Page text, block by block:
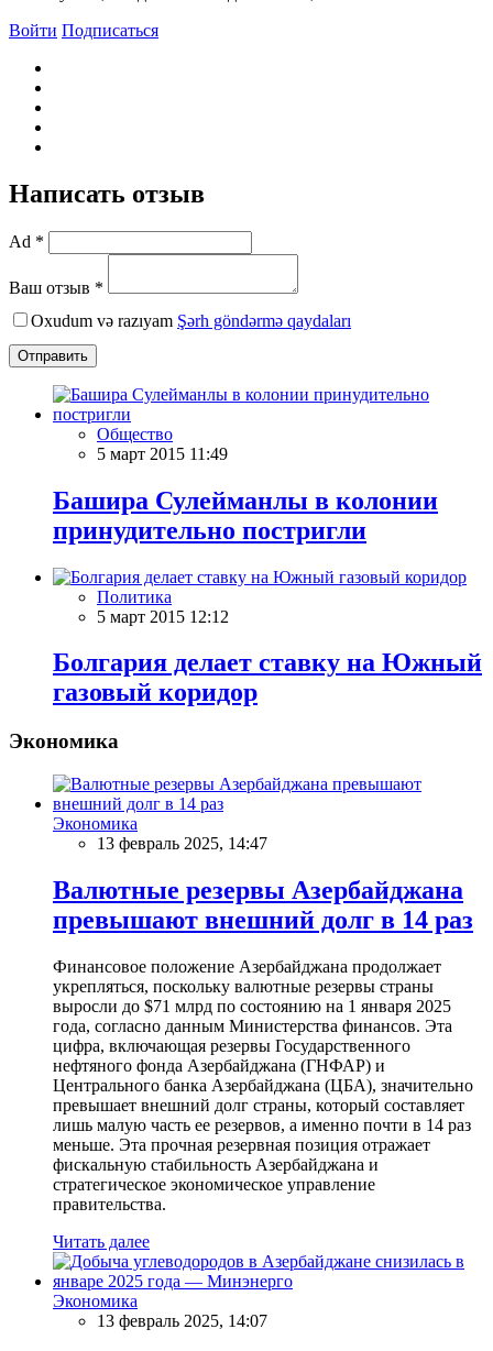
Войти Подписаться
Написать отзыв
Ad *
Ваш отзыв *
Oxudum və razıyam Şərh göndərmə qaydaları
Отправить
Общество
5 март 2015 11:49
Башира Сулейманлы в колонии
принудительно постригли
Политика
5 март 2015 12:12
Болгария делает ставку на Южный
газовый коридор
Экономика
Экономика
13 февраль 2025, 14:47
Валютные резервы Азербайджана
превышают внешний долг в 14 раз
Финансовое положение Азербайджана продолжает
укрепляться, поскольку валютные резервы страны
выросли до $71 млрд по состоянию на 1 января 2025
года, согласно данным Министерства финансов. Эта
цифра, включающая резервы Государственного
нефтяного фонда Азербайджана (ГНФАР) и
Центрального банка Азербайджана (ЦБА), значительно
превышает внешний долг страны, который составляет
лишь малую часть ее резервов, а именно почти в 14 раз
меньше. Эта прочная резервная позиция отражает
фискальную стабильность Азербайджана и
стратегическое экономическое управление
правительства.
Читать далее
Экономика
13 февраль 2025, 14:07